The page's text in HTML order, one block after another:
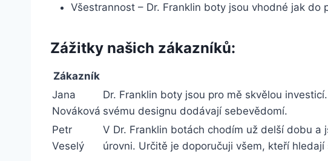
Všestrannost – Dr. Franklin boty⁤ jsou vhodné jak​
Zážitky našich zákazníků:
Zákazník
Jana
Nováková
Dr. Franklin ⁢boty ⁤jsou pro ‍mě skvělou
svému⁣ designu dodávají sebevědomí.
Petr‌
Veselý
V Dr. ‍Franklin botách chodím už delší dobu
‍úrovni.‌ Určitě⁤ je doporučuji všem, kteří